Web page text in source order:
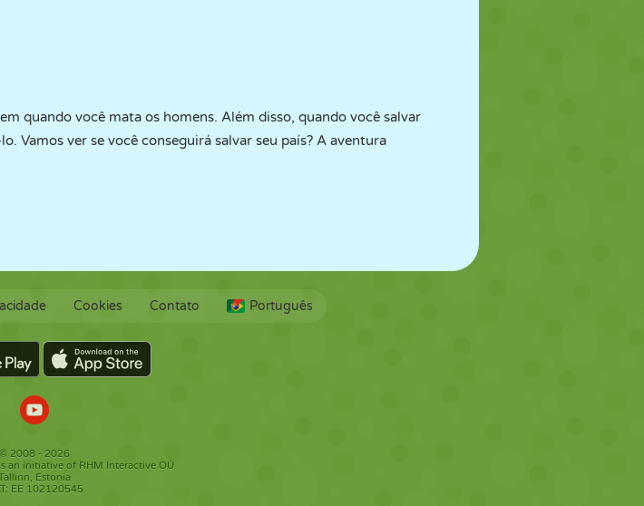
quando você mata os homens. Além disso, quando você salvar
Vamos ver se você conseguirá salvar seu país? A aventura
Cookies Contato Português
© 2008 - 2026
an initiative of RHM Interactive OÜ
Estonia
EE 102120545